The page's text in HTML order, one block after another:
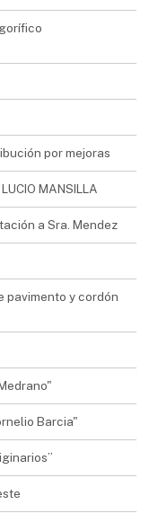
por mejoras
MANSILLA
a Sra. Mendez
pavimento y cordón
Barcia"